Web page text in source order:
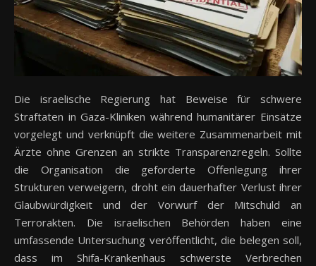
Die israelische Regierung hat Beweise für schwere
Straftaten in Gaza-Kliniken während humanitärer Einsätze
vorgelegt und verknüpft die weitere Zusammenarbeit mit
Ärzte ohne Grenzen an strikte Transparenzregeln. Sollte
die Organisation die geforderte Offenlegung ihrer
Strukturen verweigern, droht ein dauerhafter Verlust ihrer
Glaubwürdigkeit und der Vorwurf der Mitschuld an
Terrorakten. Die israelischen Behörden haben eine
umfassende Untersuchung veröffentlicht, die belegen soll,
dass im Shifa-Krankenhaus schwerste Verbrechen